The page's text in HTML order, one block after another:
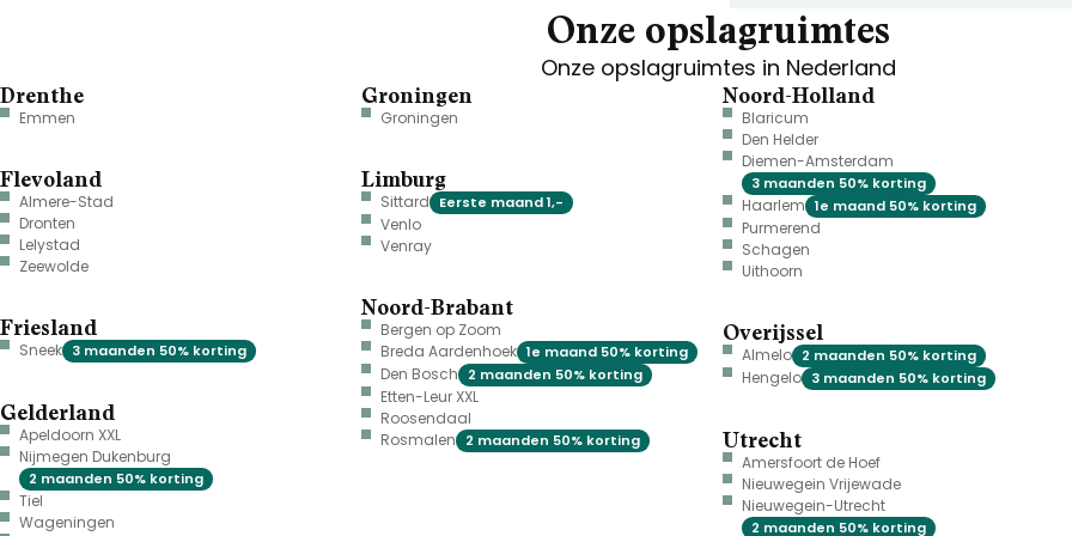
Onze opslagruimtes
Onze opslagruimtes in Nederland
Drenthe
Emmen
Flevoland
Almere-Stad
Dronten
Lelystad
Zeewolde
Friesland
Sneek 3 maanden 50% korting
Gelderland
Apeldoorn XXL
Nijmegen Dukenburg
2 maanden 50% korting
Tiel
Wageningen
Groningen
Groningen
Limburg
Sittard Eerste maand 1,-
Venlo
Venray
Noord-Brabant
Bergen op Zoom
Breda Aardenhoek 1e maand 50% korting
Den Bosch 2 maanden 50% korting
Etten-Leur XXL
Roosendaal
Rosmalen
2 maanden 50% korting
Noord-Holland
Blaricum
Den Helder
Diemen-Amsterdam
3 maanden 50% korting
Haarlem 1e maand 50% korting
Purmerend
Schagen
Uithoorn
Overijssel
Almelo 2 maanden 50% korting
Hengelo 3 maanden 50% korting
Utrecht
Amersfoort de Hoef
Nieuwegein Vrijewade
Nieuwegein-Utrecht
2 maanden 50% korting